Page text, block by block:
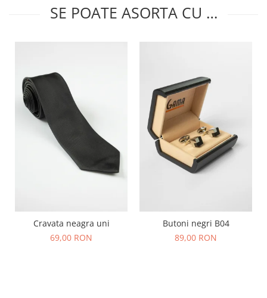
SE POATE ASORTA CU …
Cravata neagra uni
69,00 RON
Butoni negri B04
89,00 RON